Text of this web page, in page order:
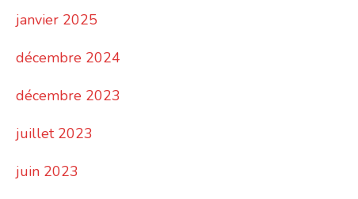
janvier 2025
décembre 2024
décembre 2023
juillet 2023
juin 2023